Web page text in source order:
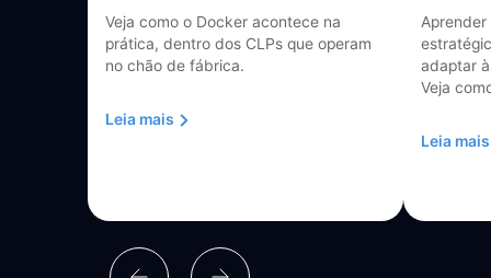
Veja como o Docker acontece na
prática, dentro dos CLPs que operam
no chão de fábrica.
Leia mais
adaptar
Veja
Leia mais